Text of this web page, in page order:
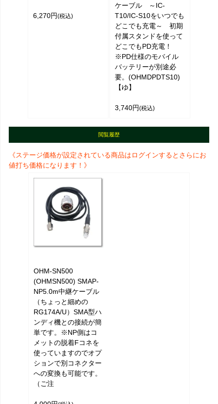
6,270円(税込)
ケーブル ～IC-
T10/IC-S10をいつでも
どこでも充電～ 初期
付属スタンドを使って
どこでもPD充電！
※PD仕様のモバイル
バッテリーが別途必
要。(OHMDPDTS10)
【ゆ】
3,740円(税込)
閲覧履歴
《ステージ価格が設定されている商品はログインするとさらにお
値打ち価格になります！》
OHM-SN500
(OHMSN500) SMAP-
NP5.0m中継ケーブル
（ちょっと細めの
RG174A/U）SMA型ハ
ンディ機との接続が簡
単です。※NP側はコ
メットの脱着Fコネを
使っていますのでオプ
ションで別コネクター
への変換も可能です。
（ご注